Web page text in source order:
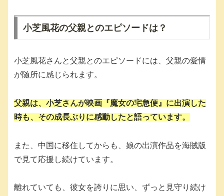
小芝風花の父親とのエピソードは？
小芝風花さんと父親とのエピソードには、父親の愛情
が随所に感じられます。
父親は、小芝さんが映画『魔女の宅急便』に出演した
時も、その成長ぶりに感動したと語っています。
また、中国に移住してからも、娘の出演作品を海賊版
で見て応援し続けています。
離れていても、彼女を誇りに思い、ずっと見守り続け